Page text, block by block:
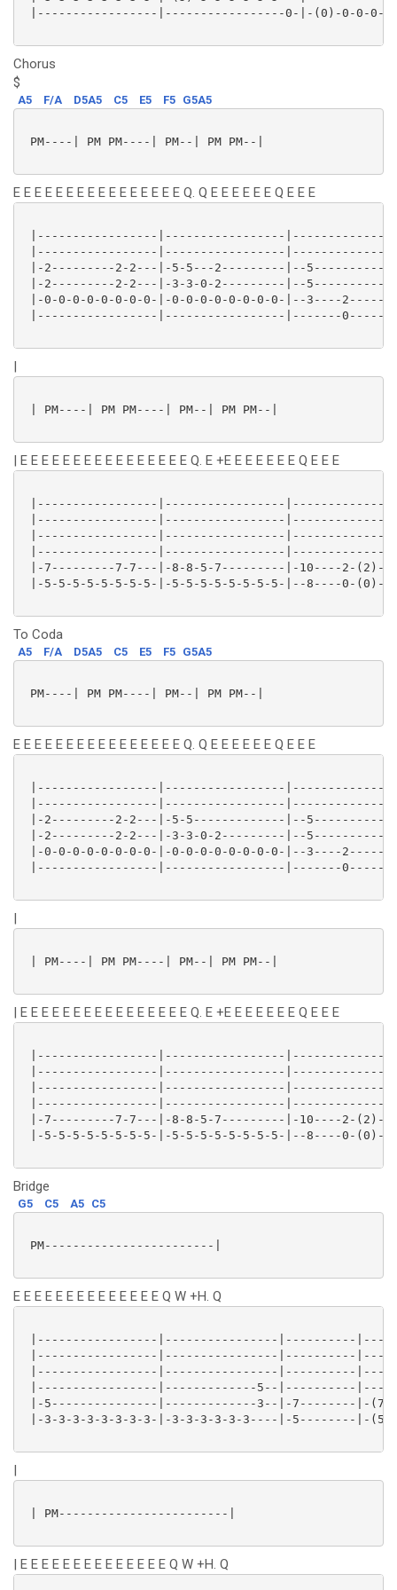
|-----------------|-----------------0-|-(0)-0-0-0-
Chorus
$
A5 F/A D5A5 C5 E5 F5 G5A5
PM----| PM PM----| PM--| PM PM--|
E E E E E E E E E E E E E E E E Q. Q E E E E E E Q E E E
|-----------------|-----------------
|-----------------|-----------------
|-2---------2-2---|-5-5---2---------|--
|-2---------2-2---|-3-3-0-2---------|--
|-0-0-0-0-0-0-0-0-|-0-0-0-0-0-0-0-0-|--3----
|-----------------|-----------------|-------0-----0-
|
| PM----| PM PM----| PM--| PM PM--|
| E E E E E E E E E E E E E E E E Q. E +E E E E E E E Q E E E
|-----------------|-----------------
|-----------------|-----------------
|-----------------|-----------------
|-----------------|-----------------
|-7---------7-7---|-8-8-5-7---------|-10----2-
|-5-5-5-5-5-5-5-5-|-5-5-5-5-5-5-5-5-|--8----0-(0)-
To Coda
A5 F/A D5A5 C5 E5 F5 G5A5
PM----| PM PM----| PM--| PM PM--|
E E E E E E E E E E E E E E E E Q. Q E E E E E E Q E E E
|-----------------|-----------------
|-----------------|-----------------
|-2---------2-2---|-5-5-------------|--
|-2---------2-2---|-3-3-0-2---------|--
|-0-0-0-0-0-0-0-0-|-0-0-0-0-0-0-0-0-|--3----
|-----------------|-----------------|-------0-----0-
|
| PM----| PM PM----| PM--| PM PM--|
| E E E E E E E E E E E E E E E E Q. E +E E E E E E E Q E E E
|-----------------|-----------------
|-----------------|-----------------
|-----------------|-----------------
|-----------------|-----------------
|-7---------7-7---|-8-8-5-7---------|-10----2-
|-5-5-5-5-5-5-5-5-|-5-5-5-5-5-5-5-5-|--8----0-(0)-
Bridge
G5 C5 A5 C5
PM------------------------|
E E E E E E E E E E E E E E Q W +H. Q
|-----------------|----------------|----------
|-----------------|----------------|----------
|-----------------|----------------|----------
|-----------------|-------------5--|----------
|-5---------------|-------------3--|-7--------|-
|-3-3-3-3-3-3-3-3-|-3-3-3-3-3-3----|-5--------|-
|
| PM------------------------|
| E E E E E E E E E E E E E E Q W +H. Q